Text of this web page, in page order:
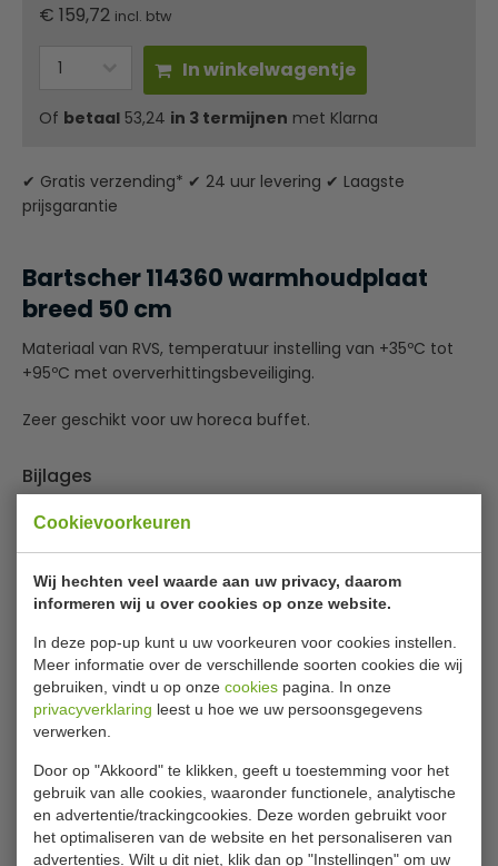
Cookievoorkeuren
Wij hechten veel waarde aan uw privacy, daarom
informeren wij u over cookies op onze website.
In deze pop-up kunt u uw voorkeuren voor cookies instellen.
Meer informatie over de verschillende soorten cookies die wij
gebruiken, vindt u op onze cookies pagina. In onze
privacyverklaring leest u hoe we uw persoonsgegevens
verwerken.
Door op "Akkoord" te klikken, geeft u toestemming voor het
gebruik van alle cookies, waaronder functionele, analytische
en advertentie/trackingcookies. Deze worden gebruikt voor
het optimaliseren van de website en het personaliseren van
advertenties. Wilt u dit niet, klik dan op "Instellingen" om uw
€ 159,72 incl. btw
In winkelwagentje
Of betaal 53,24 in 3 termijnen met Klarna
✔ Gratis verzending* ✔ 24 uur levering ✔ Laagste
prijsgarantie
Bartscher 114360 warmhoudplaat
breed 50 cm
Materiaal van RVS, temperatuur instelling van +35ºC tot
+95ºC met oververhittingsbeveiliging.
Zeer geschikt voor uw horeca buffet.
Bijlages
Exploded view 114360.pdf
Gebruiksaanwijzing 114360 361 362.pdf
Specificaties
Model
Warmhoudplaat RVS
Nummer
114360
Vermogen
0.25 kW
B x D x H
500 x 375 x 64 mm
Temperatuur
Van +35ºC tot +95ºC